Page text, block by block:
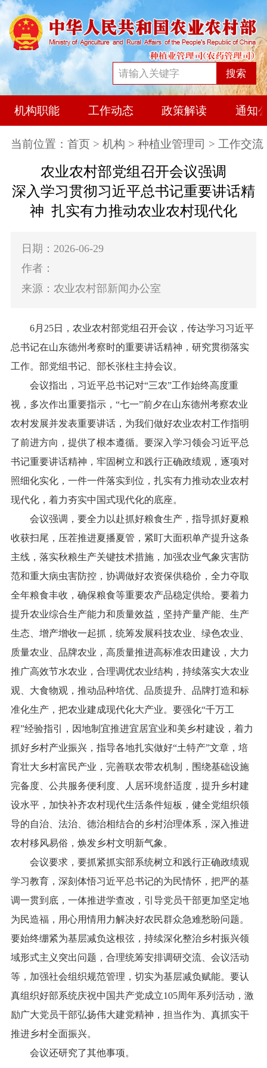
搜索
机构职能 工作动态 政策解读 通知
当前位置： 首页 > 机构 > 种植业管理司 > 工作交流
农业农村部党组召开会议强调
深入学习贯彻习近平总书记重要讲话精
神 扎实有力推动农业农村现代化
日期：2026-06-29
作者：
来源：农业农村部新闻办公室
6月25日，农业农村部党组召开会议，传达学习习近平
总书记在山东德州考察时的重要讲话精神，研究贯彻落实
工作。部党组书记、部长张柱主持会议。
会议指出，习近平总书记对“三农”工作始终高度重
视，多次作出重要指示，“七一”前夕在山东德州考察农业
农村发展并发表重要讲话，为我们做好农业农村工作指明
了前进方向，提供了根本遵循。要深入学习领会习近平总
书记重要讲话精神，牢固树立和践行正确政绩观，逐项对
照细化实化，一件一件落实到位，扎实有力推动农业农村
现代化，着力夯实中国式现代化的底座。
会议强调，要全力以赴抓好粮食生产，指导抓好夏粮
收获扫尾，压茬推进夏播夏管，紧盯大面积单产提升这条
主线，落实秋粮生产关键技术措施，加强农业气象灾害防
范和重大病虫害防控，协调做好农资保供稳价，全力夺取
全年粮食丰收，确保粮食等重要农产品稳定供给。要着力
提升农业综合生产能力和质量效益，坚持产量产能、生产
生态、增产增收一起抓，统筹发展科技农业、绿色农业、
质量农业、品牌农业，高质量推进高标准农田建设，大力
推广高效节水农业，合理调优农业结构，持续落实大农业
观、大食物观，推动品种培优、品质提升、品牌打造和标
准化生产，把农业建成现代化大产业。要强化“千万工
程”经验指引，因地制宜推进宜居宜业和美乡村建设，着力
抓好乡村产业振兴，指导各地扎实做好“土特产”文章，培
育壮大乡村富民产业，完善联农带农机制，围绕基础设施
完备度、公共服务便利度、人居环境舒适度，提升乡村建
设水平，加快补齐农村现代生活条件短板，健全党组织领
导的自治、法治、德治相结合的乡村治理体系，深入推进
农村移风易俗，焕发乡村文明新气象。
会议要求，要抓紧抓实部系统树立和践行正确政绩观
学习教育，深刻体悟习近平总书记的为民情怀，把严的基
调一贯到底，一体推进学查改，引导党员干部更加坚定地
为民造福，用心用情用力解决好农民群众急难愁盼问题。
要始终绷紧为基层减负这根弦，持续深化整治乡村振兴领
域形式主义突出问题，合理统筹安排调研交流、会议活动
等，加强社会组织规范管理，切实为基层减负赋能。要认
真组织好部系统庆祝中国共产党成立105周年系列活动，激
励广大党员干部弘扬伟大建党精神，担当作为、真抓实干
推进乡村全面振兴。
会议还研究了其他事项。